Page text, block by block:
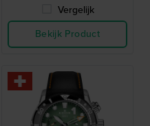
Vergelijk
Bekijk Product